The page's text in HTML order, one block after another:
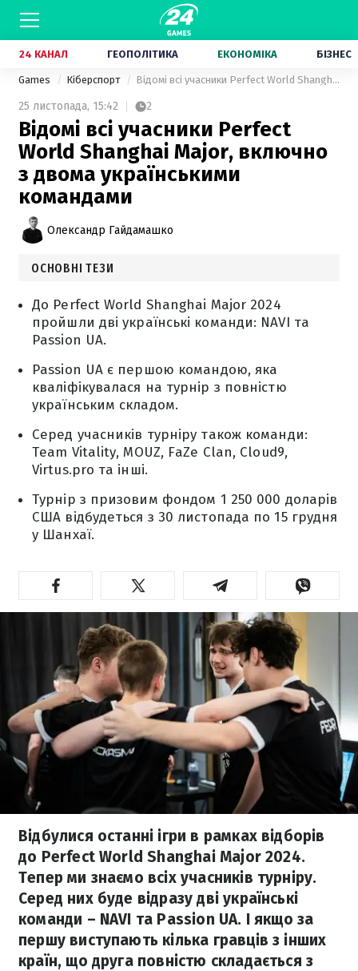
24 КАНАЛ ГЕОПОЛІТИКА ЕКОНОМІКА БІЗНЕС
Games Кіберспорт Відомі всі учасники Perfect World Shanghai Major, включно з двома українськими командами
25 листопада, 15:42 2
Відомі всі учасники Perfect
World Shanghai Major, включно
з двома українськими
командами
Олександр Гайдамашко
ОСНОВНІ ТЕЗИ
До Perfect World Shanghai Major 2024
пройшли дві українські команди: NAVI та
Passion UA.
Passion UA є першою командою, яка
кваліфікувалася на турнір з повністю
українським складом.
Серед учасників турніру також команди:
Team Vitality, MOUZ, FaZe Clan, Cloud9,
Virtus.pro та інші.
Турнір з призовим фондом 1 250 000 доларів
США відбудеться з 30 листопада по 15 грудня
у Шанхаї.
Відбулися останні ігри в рамках відборів
до Perfect World Shanghai Major 2024.
Тепер ми знаємо всіх учасників турніру.
Серед них буде відразу дві українські
команди – NAVI та Passion UA. І якщо за
першу виступають кілька гравців з інших
країн, що друга повністю складається з